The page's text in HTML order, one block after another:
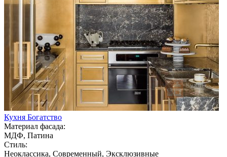
Кухня Богатство
Материал фасада:
МДФ, Патина
Стиль:
Неоклассика, Современный, Эксклюзивные